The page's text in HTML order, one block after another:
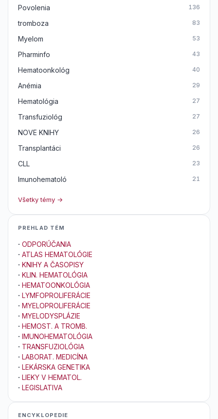
Povolenia 136
tromboza 83
Myelom 53
Pharminfo 43
Hematoonkológ 40
Anémia 29
Hematológia 27
Transfuziológ 27
NOVE KNIHY 26
Transplantáci 26
CLL 23
Imunohematoló 21
Všetky témy →
PREHLAD TÉM
· ODPORÚČANIA
· ATLAS HEMATOLÓGIE
· KNIHY A ČASOPISY
· KLIN. HEMATOLÓGIA
· HEMATOONKOLÓGIA
· LYMFOPROLIFERÁCIE
· MYELOPROLIFERÁCIE
· MYELODYSPLÁZIE
· HEMOST. A TROMB.
· IMUNOHEMATOLÓGIA
· TRANSFUZIOLÓGIA
· LABORAT. MEDICÍNA
· LEKÁRSKA GENETIKA
· LIEKY V HEMATOL.
· LEGISLATIVA
ENCYKLOPEDIE